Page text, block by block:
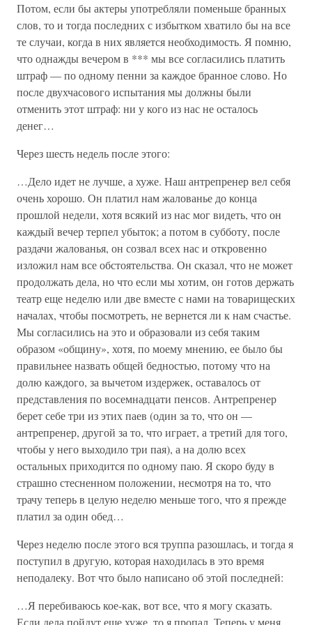
Потом, если бы актеры употребляли поменьше бранных
слов, то и тогда последних с избытком хватило бы на все
те случаи, когда в них является необходимость. Я помню,
что однажды вечером в *** мы все согласились платить
штраф — по одному пенни за каждое бранное слово. Но
после двухчасового испытания мы должны были
отменить этот штраф: ни у кого из нас не осталось
денег…
Через шесть недель после этого:
…Дело идет не лучше, а хуже. Наш антрепренер вел себя
очень хорошо. Он платил нам жалованье до конца
прошлой недели, хотя всякий из нас мог видеть, что он
каждый вечер терпел убыток; а потом в субботу, после
раздачи жалованья, он созвал всех нас и откровенно
изложил нам все обстоятельства. Он сказал, что не может
продолжать дела, но что если мы хотим, он готов держать
театр еще неделю или две вместе с нами на товарищеских
началах, чтобы посмотреть, не вернется ли к нам счастье.
Мы согласились на это и образовали из себя таким
образом «общину», хотя, по моему мнению, ее было бы
правильнее назвать общей бедностью, потому что на
долю каждого, за вычетом издержек, оставалось от
представления по восемнадцати пенсов. Антрепренер
берет себе три из этих паев (один за то, что он —
антрепренер, другой за то, что играет, а третий для того,
чтобы у него выходило три пая), а на долю всех
остальных приходится по одному паю. Я скоро буду в
страшно стесненном положении, несмотря на то, что
трачу теперь в целую неделю меньше того, что я прежде
платил за один обед…
Через неделю после этого вся труппа разошлась, и тогда я
поступил в другую, которая находилась в это время
неподалеку. Вот что было написано об этой последней:
…Я перебиваюсь кое-как, вот все, что я могу сказать.
Если дела пойдут еще хуже, то я пропал. Теперь у меня